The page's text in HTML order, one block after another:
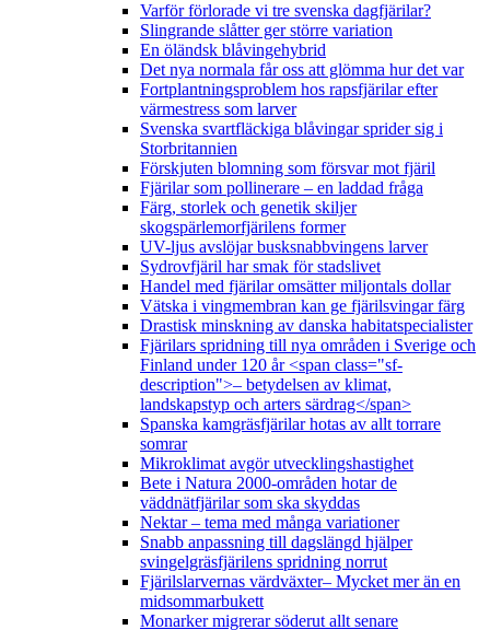
Varför förlorade vi tre svenska dagfjärilar?
Slingrande slåtter ger större variation
En öländsk blåvingehybrid
Det nya normala får oss att glömma hur det var
Fortplantningsproblem hos rapsfjärilar efter
värmestress som larver
Svenska svartfläckiga blåvingar sprider sig i
Storbritannien
Förskjuten blomning som försvar mot fjäril
Fjärilar som pollinerare – en laddad fråga
Färg, storlek och genetik skiljer
skogspärlemorfjärilens former
UV-ljus avslöjar busksnabbvingens larver
Sydrovfjäril har smak för stadslivet
Handel med fjärilar omsätter miljontals dollar
Vätska i vingmembran kan ge fjärilsvingar färg
Drastisk minskning av danska habitatspecialister
Fjärilars spridning till nya områden i Sverige och
Finland under 120 år <span class="sf-
description">– betydelsen av klimat,
landskapstyp och arters särdrag</span>
Spanska kamgräsfjärilar hotas av allt torrare
somrar
Mikroklimat avgör utvecklingshastighet
Bete i Natura 2000-områden hotar de
väddnätfjärilar som ska skyddas
Nektar – tema med många variationer
Snabb anpassning till dagslängd hjälper
svingelgräsfjärilens spridning norrut
Fjärilslarvernas värdväxter– Mycket mer än en
midsommarbukett
Monarker migrerar söderut allt senare